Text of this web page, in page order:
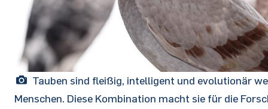
Tauben sind fleißig, intelligent und evolutionär
Menschen. Diese Kombination macht sie für die